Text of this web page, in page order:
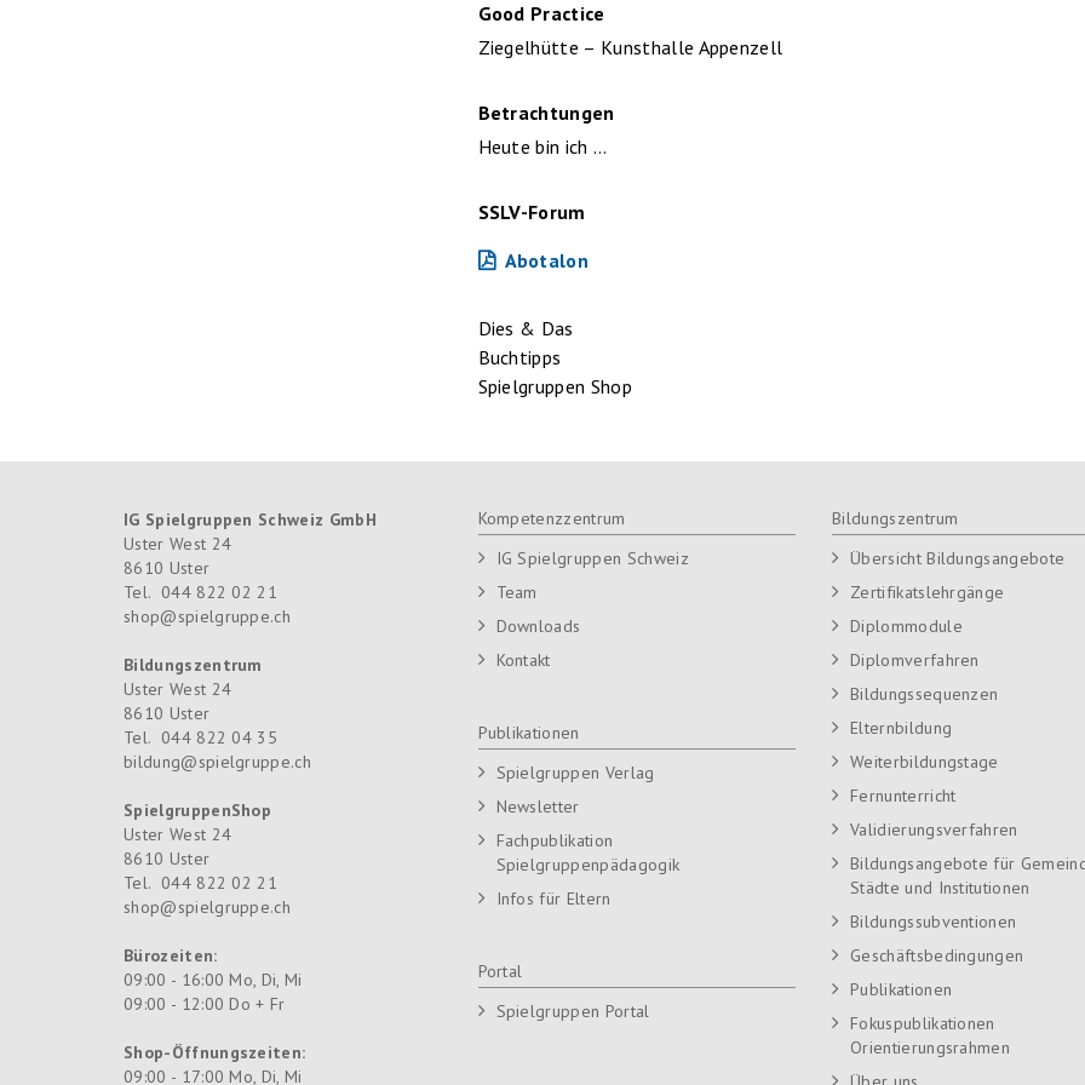
Good Practice
Ziegelhütte – Kunsthalle Appenzell
Betrachtungen
Heute bin ich …
SSLV-Forum
Abotalon
Dies & Das
Buchtipps
Spielgruppen Shop
IG Spielgruppen Schweiz GmbH
Uster West 24
8610 Uster
Tel. 044 822 02 21
shop@spielgruppe.ch
Bildungszentrum
Uster West 24
8610 Uster
Tel. 044 822 04 35
bildung@spielgruppe.ch
SpielgruppenShop
Uster West 24
8610 Uster
Tel. 044 822 02 21
shop@spielgruppe.ch
Bürozeiten:
09:00 - 16:00 Mo, Di, Mi
09:00 - 12:00 Do + Fr
Shop-Öffnungszeiten:
09:00 - 17:00 Mo, Di, Mi
Kompetenzzentrum
IG Spielgruppen Schweiz
Team
Downloads
Kontakt
Publikationen
Spielgruppen Verlag
Newsletter
Fachpublikation
Spielgruppenpädagogik
Infos für Eltern
Portal
Spielgruppen Portal
Bildungszentrum
Übersicht Bildungsangebote
Zertifikatslehrgänge
Diplommodule
Diplomverfahren
Bildungssequenzen
Elternbildung
Weiterbildungstage
Fernunterricht
Validierungsverfahren
Bildungsangebote für
Städte und Institutionen
Bildungssubventionen
Geschäftsbedingungen
Publikationen
Fokuspublikationen
Orientierungsrahmen